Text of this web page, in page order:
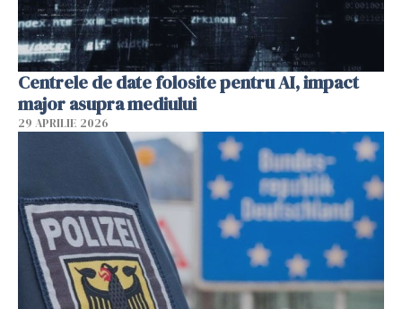
Centrele de date folosite pentru AI, impact
major asupra mediului
29 APRILIE 2026